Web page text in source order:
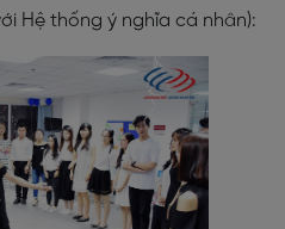
Hệ thống ý nghĩa cá nhân):